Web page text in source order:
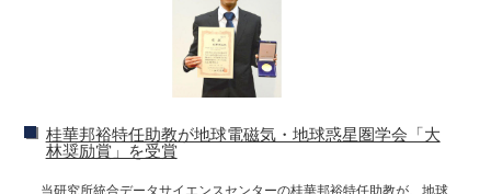
桂華邦裕特任助教が地球電磁気・地球惑星圏学会「大
林奨励賞」を受賞
当研究所統合データサイエンスセンターの桂華邦裕特任助教が、地球